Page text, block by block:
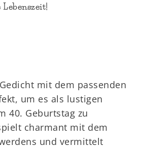
Lebenszeit!
mit dem passenden
um es als lustigen
40. Geburtstag zu
charmant mit dem
und vermittelt